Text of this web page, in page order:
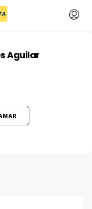
Aguilar